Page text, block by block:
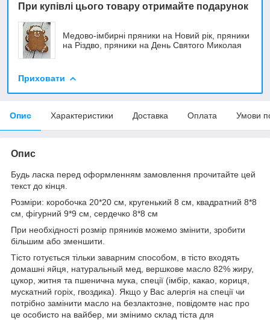
При купівлі цього товару отримайте подарунок
Медово-імбирні пряники на Новий рік, пряники
на Різдво, пряники на День Святого Миколая
Приховати
Опис Характеристики Доставка Оплата Умови
Опис
Будь ласка перед оформленням замовлення прочитайте цей
текст до кінця.
Розміри: коробочка 20*20 см, кругенький 8 см, квадратний 8*8
см, фігурний 9*9 см, сердечко 8*8 см
При необхідності розмір пряників можемо змінити, зробити
більшим або зменшити.
Тісто готується тільки заварним способом, в тісто входять
домашні яйця, натуральный мед, вершкове масло 82% жиру,
цукор, житня та пшенична мука, спеції (імбір, какао, кориця,
мускатний горіх, гвоздика). Якщо у Вас алергія на спеції чи
потрібно замінити масло на безлактозне, повідомте нас про
це особисто на вайбер, ми змінимо склад тіста для